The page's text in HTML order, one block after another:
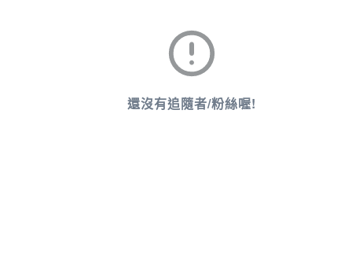
還沒有追隨者/粉絲喔!